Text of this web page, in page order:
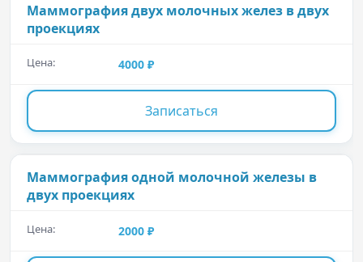
Маммография двух молочных желез в двух
проекциях
4000
Записаться
Маммография одной молочной железы в
двух проекциях
2000